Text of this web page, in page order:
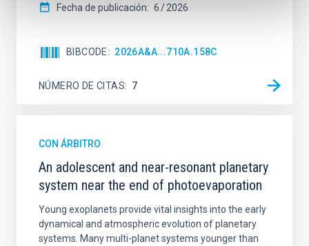
Fecha de publicación: 6 2026
BIBCODE 2026A&A...710A.158C
NÚMERO DE CITAS 7
CON ÁRBITRO
An adolescent and near-resonant planetary
system near the end of photoevaporation
Young exoplanets provide vital insights into the early
dynamical and atmospheric evolution of planetary
systems. Many multi-planet systems younger than